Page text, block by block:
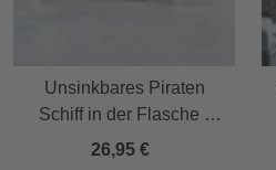
Unsinkbares Piraten
Schiff in der Flasche -
Büro Gadget
26,95 €